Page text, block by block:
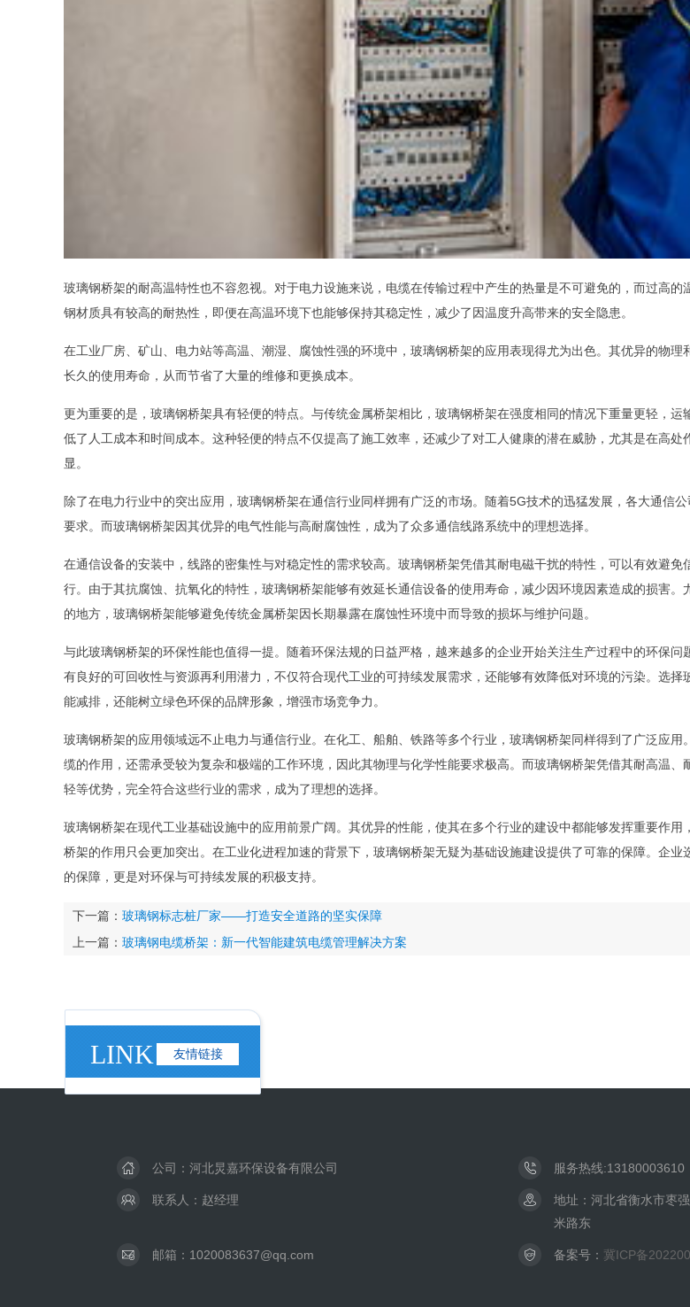
玻璃钢桥架的耐高温特性也不容忽视。对于电力设施来说，电缆在传输过程中产生的热量是不可避免的，而过高的
钢材质具有较高的耐热性，即便在高温环境下也能够保持其稳定性，减少了因温度升高带来的安全隐患。
在工业厂房、矿山、电力站等高温、潮湿、腐蚀性强的环境中，玻璃钢桥架的应用表现得尤为出色。其优异的物理
长久的使用寿命，从而节省了大量的维修和更换成本。
更为重要的是，玻璃钢桥架具有轻便的特点。与传统金属桥架相比，玻璃钢桥架在强度相同的情况下重量更轻，运
低了人工成本和时间成本。这种轻便的特点不仅提高了施工效率，还减少了对工人健康的潜在威胁，尤其是在高处
显。
除了在电力行业中的突出应用，玻璃钢桥架在通信行业同样拥有广泛的市场。随着5G技术的迅猛发展，各大通信
要求。而玻璃钢桥架因其优异的电气性能与高耐腐蚀性，成为了众多通信线路系统中的理想选择。
在通信设备的安装中，线路的密集性与对稳定性的需求较高。玻璃钢桥架凭借其耐电磁干扰的特性，可以有效避免
行。由于其抗腐蚀、抗氧化的特性，玻璃钢桥架能够有效延长通信设备的使用寿命，减少因环境因素造成的损害。
的地方，玻璃钢桥架能够避免传统金属桥架因长期暴露在腐蚀性环境中而导致的损坏与维护问题。
与此玻璃钢桥架的环保性能也值得一提。随着环保法规的日益严格，越来越多的企业开始关注生产过程中的环保问
有良好的可回收性与资源再利用潜力，不仅符合现代工业的可持续发展需求，还能够有效降低对环境的污染。选择
能减排，还能树立绿色环保的品牌形象，增强市场竞争力。
玻璃钢桥架的应用领域远不止电力与通信行业。在化工、船舶、铁路等多个行业，玻璃钢桥架同样得到了广泛应用
缆的作用，还需承受较为复杂和极端的工作环境，因此其物理与化学性能要求极高。而玻璃钢桥架凭借其耐高温、
轻等优势，完全符合这些行业的需求，成为了理想的选择。
玻璃钢桥架在现代工业基础设施中的应用前景广阔。其优异的性能，使其在多个行业的建设中都能够发挥重要作用
桥架的作用只会更加突出。在工业化进程加速的背景下，玻璃钢桥架无疑为基础设施建设提供了可靠的保障。企业
的保障，更是对环保与可持续发展的积极支持。
下一篇： 玻璃钢标志桩厂家——打造安全道路的坚实保障
上一篇： 玻璃钢电缆桥架：新一代智能建筑电缆管理解决方案
LINK 友情链接
公司：河北炅嘉环保设备有限公司 服务热线:13180003610
联系人：赵经理
地址：河北省衡水市枣
米路东
邮箱：1020083637@qq.com 备案号： 冀ICP备